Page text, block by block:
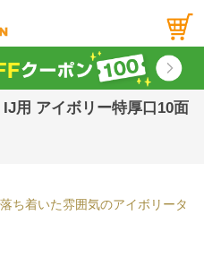
用 アイボリー特厚口10面
ち着いた雰囲気のアイボリータ